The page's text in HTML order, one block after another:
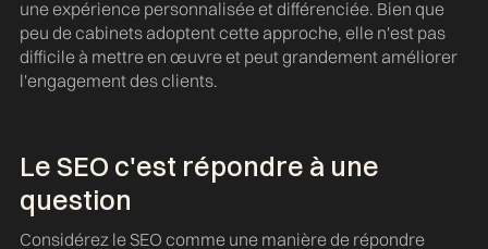
une expérience personnalisée et différenciée. Bien que
peu de cabinets adoptent cette approche, elle n'est pas
difficile à mettre en œuvre et peut grandement améliorer
l'engagement des clients.
Le SEO c'est répondre à une
question
Considérez le SEO comme une manière de répondre